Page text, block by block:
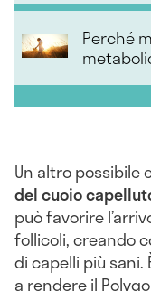
Perché
Un altro possibile
del cuoio
può favorire
follicoli, creando
di capelli più sani.
a rendere il